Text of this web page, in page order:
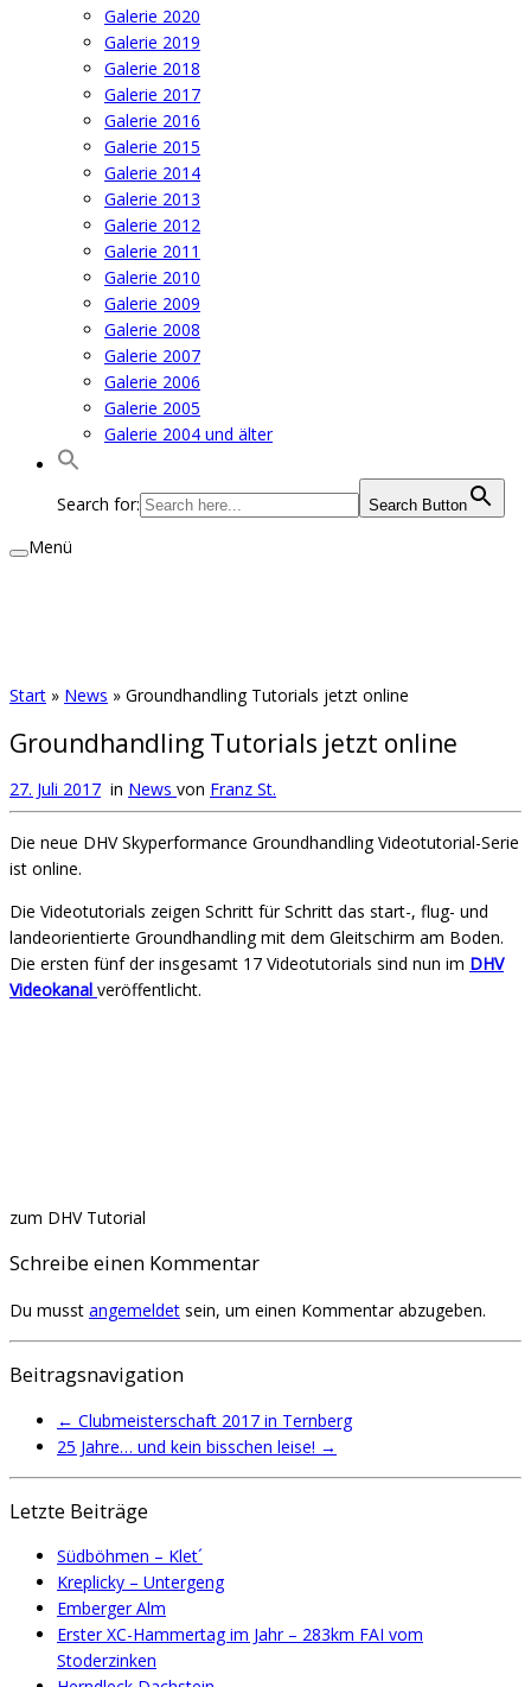
Galerie 2020
Galerie 2019
Galerie 2018
Galerie 2017
Galerie 2016
Galerie 2015
Galerie 2014
Galerie 2013
Galerie 2012
Galerie 2011
Galerie 2010
Galerie 2009
Galerie 2008
Galerie 2007
Galerie 2006
Galerie 2005
Galerie 2004 und älter
Search for: Search Button
Menü
Start » News » Groundhandling Tutorials jetzt online
Groundhandling Tutorials jetzt online
27. Juli 2017 in News von Franz St.
Die neue DHV Skyperformance Groundhandling Videotutorial-Serie
ist online.
Die Videotutorials zeigen Schritt für Schritt das start-, flug- und
landeorientierte Groundhandling mit dem Gleitschirm am Boden.
Die ersten fünf der insgesamt 17 Videotutorials sind nun im DHV
Videokanal veröffentlicht.
zum DHV Tutorial
Schreibe einen Kommentar
Du musst angemeldet sein, um einen Kommentar abzugeben.
Beitragsnavigation
← Clubmeisterschaft 2017 in Ternberg
25 Jahre… und kein bisschen leise! →
Letzte Beiträge
Südböhmen – Klet´
Kreplicky – Untergeng
Emberger Alm
Erster XC-Hammertag im Jahr – 283km FAI vom
Stoderzinken